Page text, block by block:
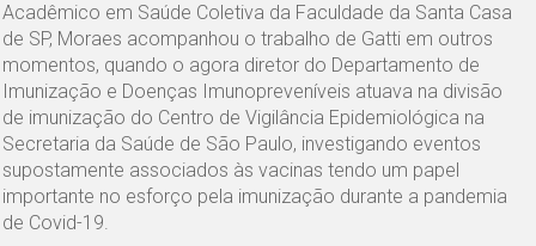
Acadêmico em Saúde Coletiva da Faculdade da Santa Casa
de SP, Moraes acompanhou o trabalho de Gatti em outros
momentos, quando o agora diretor do Departamento de
Imunização e Doenças Imunopreveníveis atuava na divisão
de imunização do Centro de Vigilância Epidemiológica na
Secretaria da Saúde de São Paulo, investigando eventos
supostamente associados às vacinas tendo um papel
importante no esforço pela imunização durante a pandemia
de Covid-19.